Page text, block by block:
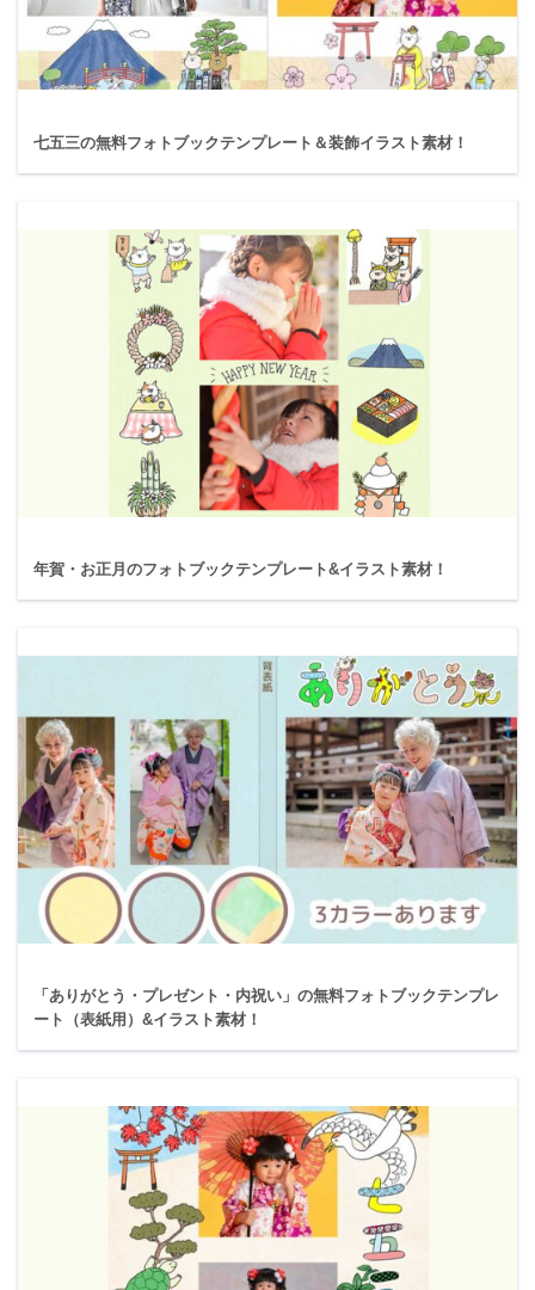
七五三の無料フォトブックテンプレート＆装飾イラスト素材！
年賀・お正月のフォトブックテンプレート&イラスト素材！
「ありがとう・プレゼント・内祝い」の無料フォトブックテンプレ
ート（表紙用）&イラスト素材！